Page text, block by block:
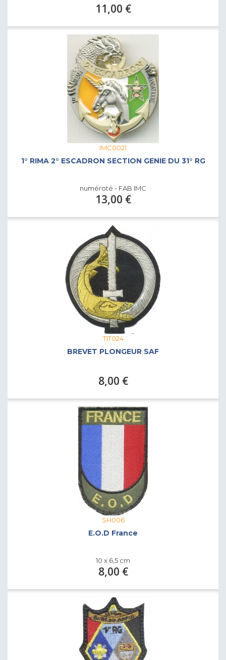
11,00 €
IMC0021
1° RIMA 2° ESCADRON SECTION GENIE DU 31° RG
numéroté - FAB IMC
13,00 €
TIT024
BREVET PLONGEUR SAF
8,00 €
SH006
E.O.D France
10 x 6,5 cm
8,00 €